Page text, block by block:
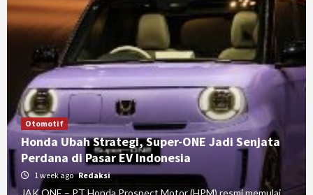
Otomotif
Honda Ubah Strategi, Super-ONE Jadi Senjata
Perdana di Pasar EV Indonesia
1 week ago Redaksi
JAK ONE – PT Honda Prospect Motor (HPM) resmi memulai